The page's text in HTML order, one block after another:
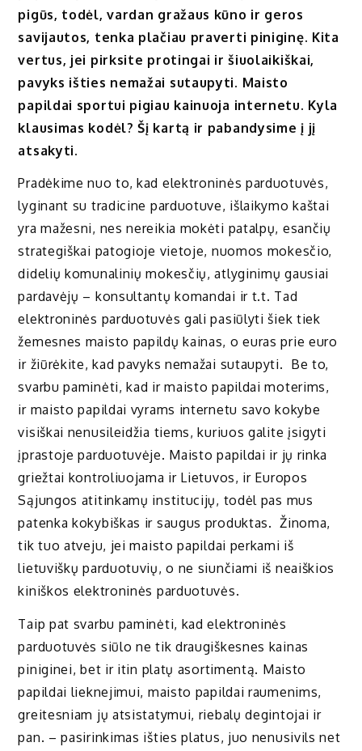
pigūs, todėl, vardan gražaus kūno ir geros
savijautos, tenka plačiau praverti piniginę. Kita
vertus, jei pirksite protingai ir šiuolaikiškai,
pavyks išties nemažai sutaupyti. Maisto
papildai sportui pigiau kainuoja internetu. Kyla
klausimas kodėl? Šį kartą ir pabandysime į jį
atsakyti.
Pradėkime nuo to, kad elektroninės parduotuvės,
lyginant su tradicine parduotuve, išlaikymo kaštai
yra mažesni, nes nereikia mokėti patalpų, esančių
strategiškai patogioje vietoje, nuomos mokesčio,
didelių komunalinių mokesčių, atlyginimų gausiai
pardavėjų – konsultantų komandai ir t.t. Tad
elektroninės parduotuvės gali pasiūlyti šiek tiek
žemesnes maisto papildų kainas, o euras prie euro
ir žiūrėkite, kad pavyks nemažai sutaupyti. Be to,
svarbu paminėti, kad ir maisto papildai moterims,
ir maisto papildai vyrams internetu savo kokybe
visiškai nenusileidžia tiems, kuriuos galite įsigyti
įprastoje parduotuvėje. Maisto papildai ir jų rinka
griežtai kontroliuojama ir Lietuvos, ir Europos
Sąjungos atitinkamų institucijų, todėl pas mus
patenka kokybiškas ir saugus produktas. Žinoma,
tik tuo atveju, jei maisto papildai perkami iš
lietuviškų parduotuvių, o ne siunčiami iš neaiškios
kiniškos elektroninės parduotuvės.
Taip pat svarbu paminėti, kad elektroninės
parduotuvės siūlo ne tik draugiškesnes kainas
piniginei, bet ir itin platų asortimentą. Maisto
papildai lieknejimui, maisto papildai raumenims,
greitesniam jų atsistatymui, riebalų degintojai ir
pan. – pasirinkimas išties platus, juo nenusivils net